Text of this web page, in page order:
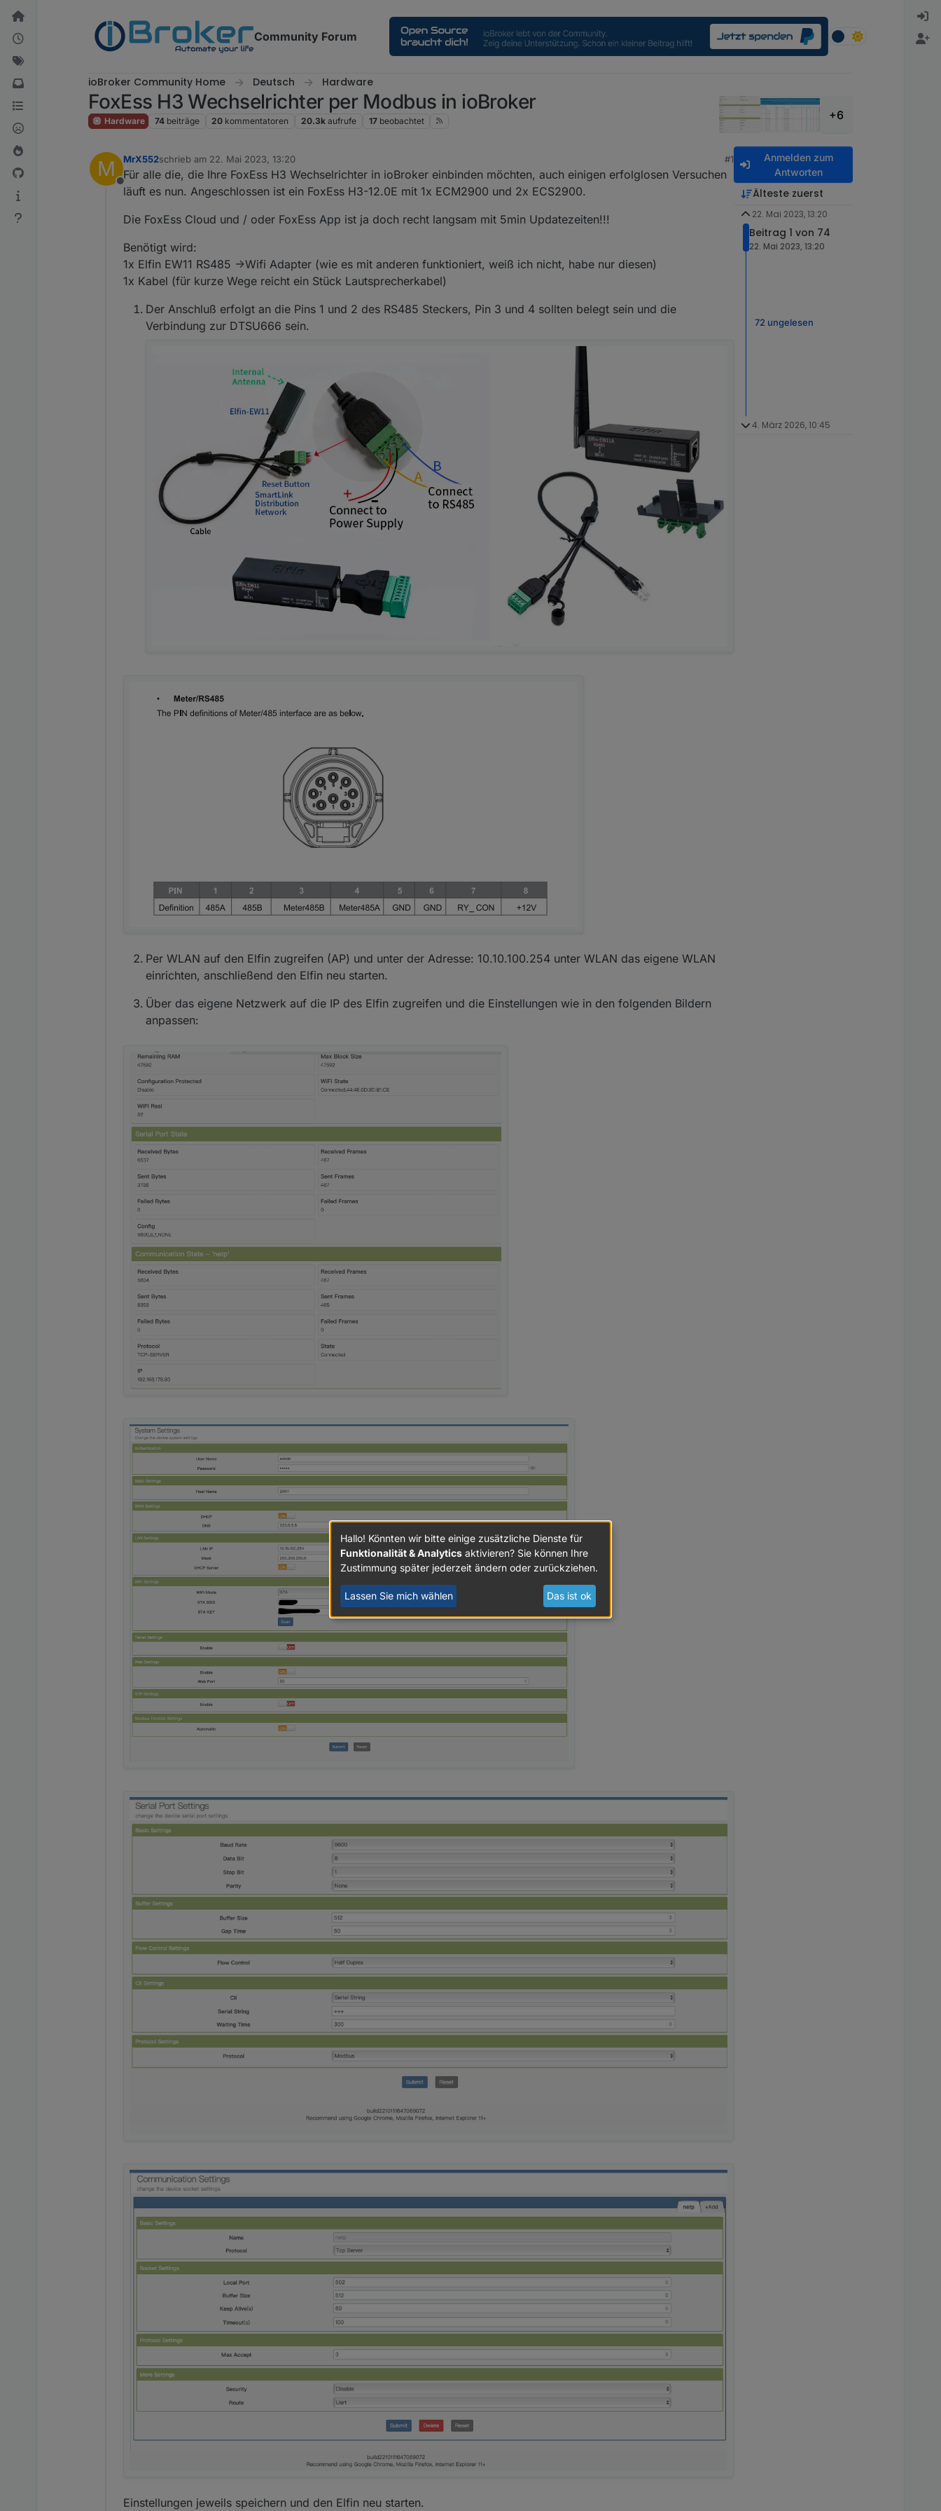
Weiter zum Inhalt
Community Forum
ioBroker Community Home Deutsch Hardware
FoxEss H3 Wechselrichter per Modbus in ioBroker
Hardware 74 beiträge 20 kommentatoren 20.3k aufrufe 17 beobachtet +6
M
Offline
MrX552schrieb am 22. Mai 2023, 13:20
zuletzt editiert von
#1
Für alle die, die Ihre FoxEss H3 Wechselrichter in ioBroker einbinden möchten, auch einigen erfolglosen Versuchen
läuft es nun. Angeschlossen ist ein FoxEss H3-12.0E mit 1x ECM2900 und 2x ECS2900.
Die FoxEss Cloud und / oder FoxEss App ist ja doch recht langsam mit 5min Updatezeiten!!!
Benötigt wird:
1x Elfin EW11 RS485 ->Wifi Adapter (wie es mit anderen funktioniert, weiß ich nicht, habe nur diesen)
1x Kabel (für kurze Wege reicht ein Stück Lautsprecherkabel)
Der Anschluß erfolgt an die Pins 1 und 2 des RS485 Steckers, Pin 3 und 4 sollten belegt sein und die
Verbindung zur DTSU666 sein.
Per WLAN auf den Elfin zugreifen (AP) und unter der Adresse: 10.10.100.254 unter WLAN das eigene WLAN
einrichten, anschließend den Elfin neu starten.
Über das eigene Netzwerk auf die IP des Elfin zugreifen und die Einstellungen wie in den folgenden Bildern
anpassen:
Einstellungen jeweils speichern und den Elfin neu starten.
Anmelden zum
Antworten
Älteste zuerst
22. Mai 2023, 13:20
Beitrag 1 von 74
22. Mai 2023, 13:20
72 ungelesen
4. März 2026, 10:45
Hallo! Könnten wir bitte einige zusätzliche Dienste für
Funktionalität & Analytics aktivieren? Sie können Ihre
Zustimmung später jederzeit ändern oder zurückziehen.
Lassen Sie mich wählen Das ist ok